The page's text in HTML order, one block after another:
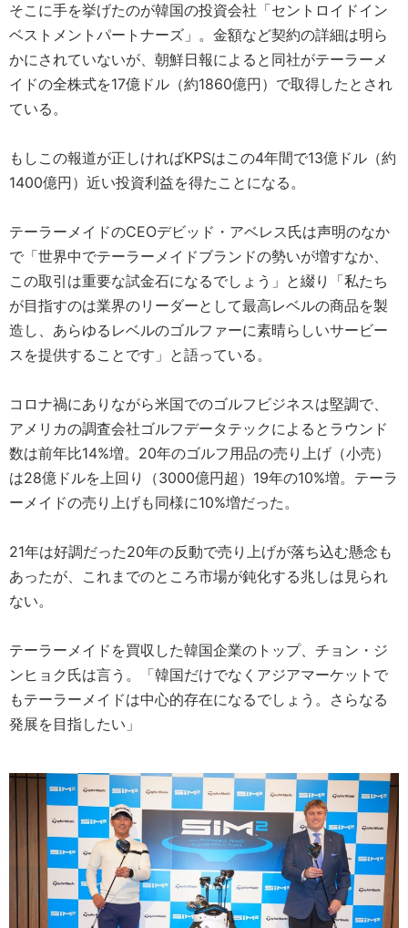
そこに手を挙げたのが韓国の投資会社「セントロイドイン
ベストメントパートナーズ」。金額など契約の詳細は明ら
かにされていないが、朝鮮日報によると同社がテーラーメ
イドの全株式を17億ドル（約1860億円）で取得したとされ
ている。
もしこの報道が正しければKPSはこの4年間で13億ドル（約
1400億円）近い投資利益を得たことになる。
テーラーメイドのCEOデビッド・アベレス氏は声明のなか
で「世界中でテーラーメイドブランドの勢いが増すなか、
この取引は重要な試金石になるでしょう」と綴り「私たち
が目指すのは業界のリーダーとして最高レベルの商品を製
造し、あらゆるレベルのゴルファーに素晴らしいサービー
スを提供することです」と語っている。
コロナ禍にありながら米国でのゴルフビジネスは堅調で、
アメリカの調査会社ゴルフデータテックによるとラウンド
数は前年比14%増。20年のゴルフ用品の売り上げ（小売）
は28億ドルを上回り（3000億円超）19年の10%増。テーラ
ーメイドの売り上げも同様に10%増だった。
21年は好調だった20年の反動で売り上げが落ち込む懸念も
あったが、これまでのところ市場が鈍化する兆しは見られ
ない。
テーラーメイドを買収した韓国企業のトップ、チョン・ジ
ンヒョク氏は言う。「韓国だけでなくアジアマーケットで
もテーラーメイドは中心的存在になるでしょう。さらなる
発展を目指したい」